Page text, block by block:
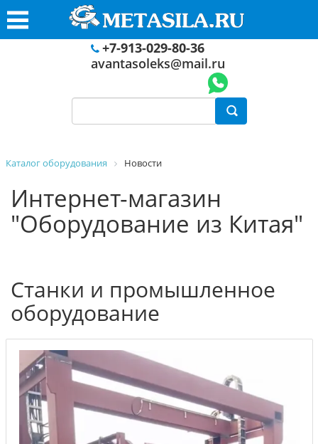
+7-913-029-80-36
avantasoleks@mail.ru
Каталог оборудования Новости
Интернет-магазин
"Оборудование из Китая"
Станки и промышленное
оборудование